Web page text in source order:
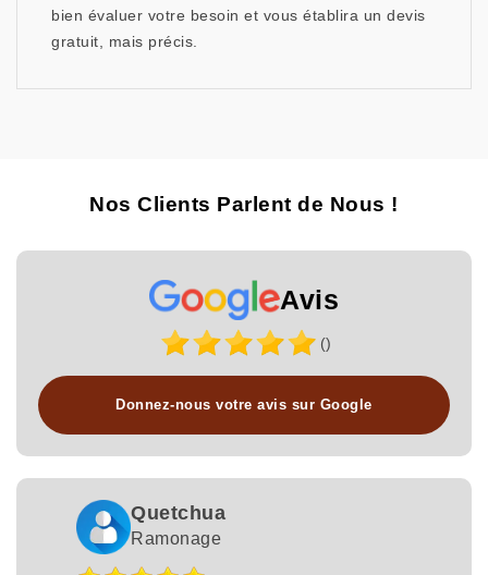
bien évaluer votre besoin et vous établira un devis
gratuit, mais précis.
Nos Clients Parlent de Nous !
Avis
()
Donnez-nous votre avis sur Google
Quetchua
Ramonage